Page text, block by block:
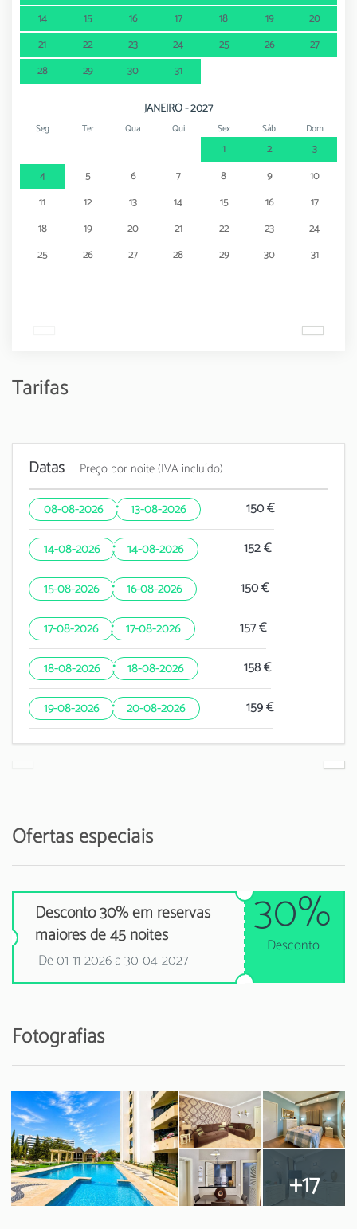
14
15 16 17 18 19
20
21
22 23 24 25 26
27
28
29 30 31
JANEIRO - 2027
Seg Ter Qua Qui Sex Sáb Dom
1 2
3
4
5 6 7 8 9
10
11
12 13 14 15 16
17
18
19 20 21 22 23
24
25
26 27 28 29 30 31
Tarifas
Datas Preço por noite (IVA incluído)
08-08-2026 · 13-08-2026 150 €
14-08-2026 · 14-08-2026 152 €
15-08-2026 · 16-08-2026 150 €
17-08-2026 · 17-08-2026 157 €
18-08-2026 · 18-08-2026 158 €
19-08-2026 · 20-08-2026 159 €
Ofertas especiais
Desconto 30% em reservas
maiores de 45 noites
De 01-11-2026 a 30-04-2027
30%
Desconto
Fotografias
+17